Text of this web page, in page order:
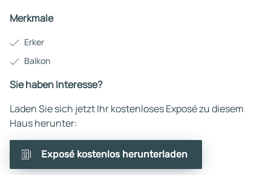
Merkmale
Erker
Balkon
Sie haben Interesse?
Laden Sie sich jetzt Ihr kostenloses Exposé zu diesem
Haus herunter:
Exposé kostenlos herunterladen